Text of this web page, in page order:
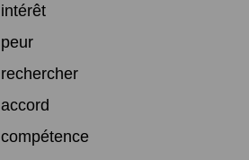
intérêt
peur
rechercher
accord
compétence